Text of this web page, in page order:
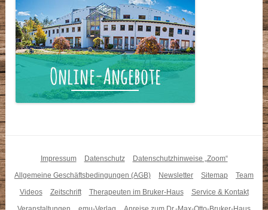
Impressum Datenschutz
Datenschutzhinweise „Zoom“
Allgemeine Geschäftsbedingungen (AGB)
Newsletter Sitemap
Team
Videos
Zeitschrift Therapeuten im Bruker-Haus
Service & Kontakt